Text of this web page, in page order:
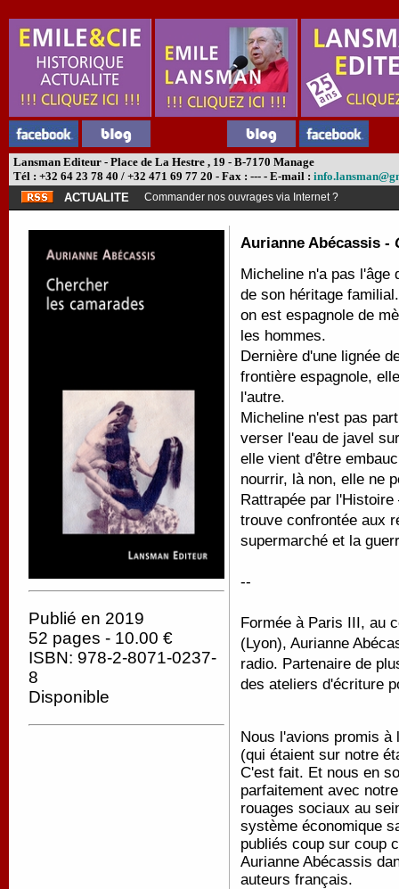
Lansman Editeur - Place de La Hestre , 19 - B-7170 Manage
Tél : +32 64 23 78 40 / +32 471 69 77 20 - Fax : --- - E-mail :
ACTUALITE
Commander nos ouvrages via Internet ?
Publié en 2019
52 pages - 10.00 €
ISBN: 978-2-8071-0237-
8
Disponible
Aurianne Abécassis -
Micheline n'a pas l'âge
de son héritage
on est espagnole de
les hommes.
Dernière d'une lignée
frontière espagnole,
l'autre.
Micheline n'est pas
verser l'eau de javel
elle vient d'être
nourrir, là non, elle ne
Rattrapée par
trouve confrontée aux
supermarché et la
--
Formée à Paris III, au
(Lyon), Aurianne
radio. Partenaire de
des ateliers d'écriture
Nous l'avions promis
(qui étaient sur notre
C'est fait. Et nous en
parfaitement avec
rouages sociaux au
système économique
publiés coup sur coup
Aurianne Abécassis
auteurs français.